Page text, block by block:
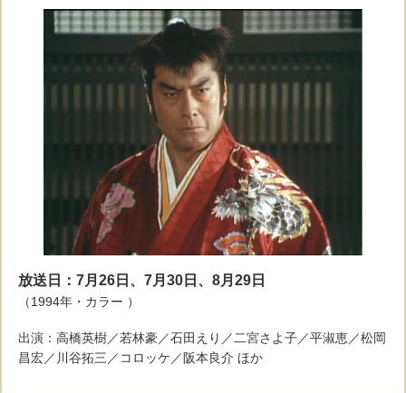
放送日：7月26日、7月30日、8月29日
（1994年・カラー ）
出演：高橋英樹／若林豪／石田えり／二宮さよ子／平淑恵／松岡
昌宏／川谷拓三／コロッケ／阪本良介 ほか